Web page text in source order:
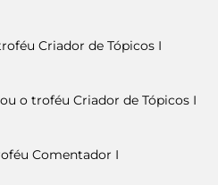
Criador de Tópicos I
o troféu Criador de Tópicos I
Comentador I